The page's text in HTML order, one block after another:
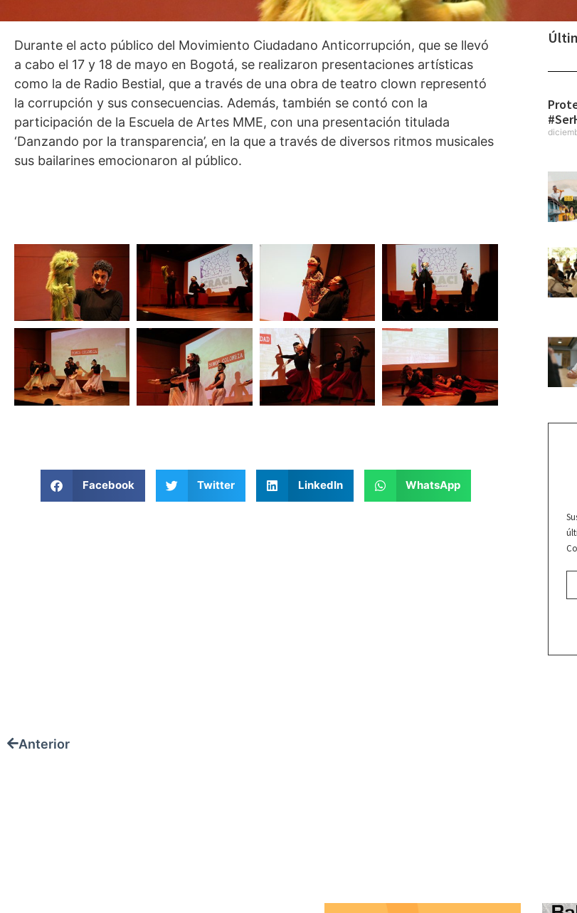
Durante el acto público del Movimiento Ciudadano Anticorrupción, que se llevó
a cabo el 17 y 18 de mayo en Bogotá, se realizaron presentaciones artísticas
como la de Radio Bestial, que a través de una obra de teatro clown representó
la corrupción y sus consecuencias. Además, también se contó con la
participación de la Escuela de Artes MME, con una presentación titulada
‘Danzando por la transparencia’, en la que a través de diversos ritmos musicales
sus bailarines emocionaron al público.
Facebook Twitter LinkedIn WhatsApp
Anterior